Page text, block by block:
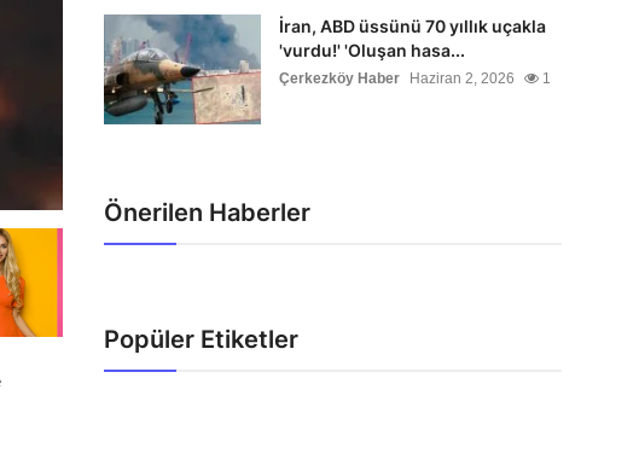
İran, ABD üssünü 70 yıllık uçakla
'vurdu!' 'Oluşan hasa...
Çerkezköy Haber Haziran 2, 2026 1
Önerilen Haberler
Popüler Etiketler